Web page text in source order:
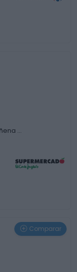
…
Comparar